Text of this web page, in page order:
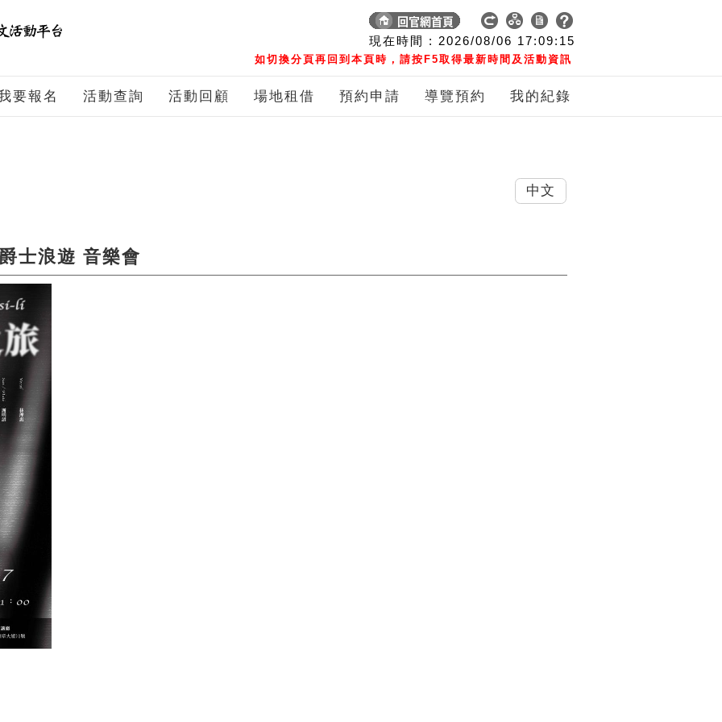
現在時間 : 2026/08/06 17:09:16
如切換分頁再回到本頁時，請按F5取得最新時間及活動資訊
要報名 活動查詢 活動回顧 場地租借 預約申請 導覽預約 我的紀錄
士浪遊 音樂會